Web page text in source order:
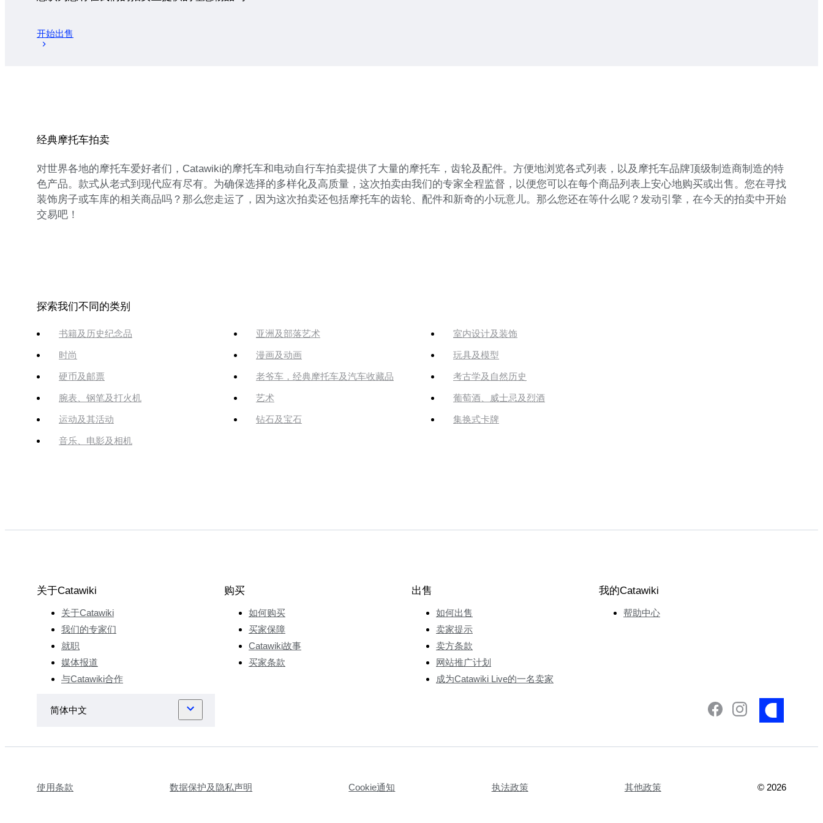
开始出售
经典摩托车拍卖
对世界各地的摩托车爱好者们，Catawiki的摩托车和电动自行车拍卖提供了大量的摩托车，齿轮及配件。方便地浏览各式列表，以及摩托车品牌顶级制造商制造的特
色产品。款式从老式到现代应有尽有。为确保选择的多样化及高质量，这次拍卖由我们的专家全程监督，以便您可以在每个商品列表上安心地购买或出售。您在寻找
装饰房子或车库的相关商品吗？那么您走运了，因为这次拍卖还包括摩托车的齿轮、配件和新奇的小玩意儿。那么您还在等什么呢？发动引擎，在今天的拍卖中开始
交易吧！
探索我们不同的类别
书籍及历史纪念品 亚洲及部落艺术 室内设计及装饰
时尚 漫画及动画 玩具及模型
硬币及邮票 老爷车，经典摩托车及汽车收藏品 考古学及自然历史
腕表、钢笔及打火机 艺术 葡萄酒、威士忌及烈酒
运动及其活动 钻石及宝石 集换式卡牌
音乐、电影及相机
关于Catawiki
关于Catawiki
我们的专家们
就职
媒体报道
与Catawiki合作
购买
如何购买
买家保障
Catawiki故事
买家条款
出售
如何出售
卖家提示
卖方条款
网站推广计划
成为Catawiki Live的一名卖家
我的Catawiki
帮助中心
使用条款 数据保护及隐私声明 Cookie通知 执法政策 其他政策 © 2026